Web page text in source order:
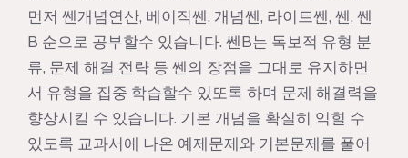
먼저 쎈개념연산, 베이직쎈, 개념쎈, 라이트쎈, 쎈, 쎈
B 순으로 공부할수 있습니다. 쎈B는 독보적 유형 분
류, 문제 해결 전략 등 쎈의 장점을 그대로 유지하면
서 유형을 집중 학습할수 있또록 하며 문제 해결력을
향상시킬 수 있습니다. 기본 개념을 확실히 익힐 수
있도록 교과서에 나온 예제문제와 기본문제를 풀어